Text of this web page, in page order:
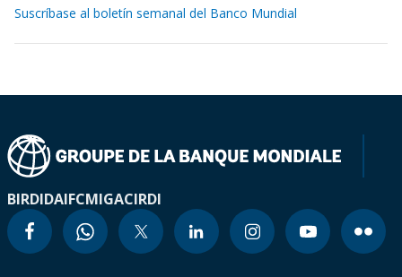
Suscríbase al boletín semanal del Banco Mundial
BIRDIDAIFCMIGACIRDI